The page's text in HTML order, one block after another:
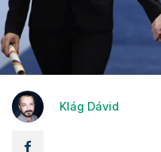
Klág Dávid